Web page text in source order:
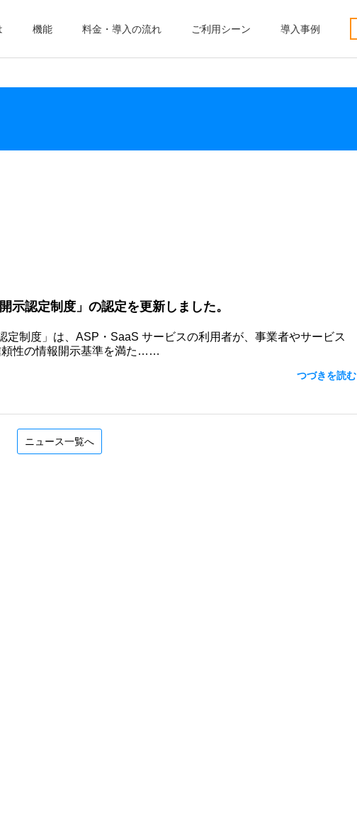
機能 料金・導入の流れ ご利用シーン 導入事例
示認定制度」の認定を更新しました。
定制度」は、ASP・SaaS サービスの利用者が、事業者やサービス
頼性の情報開示基準を満た……
つづきを読む
ニュース一覧へ